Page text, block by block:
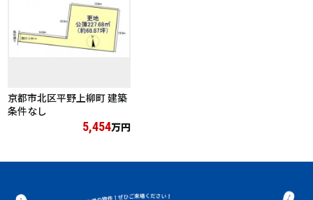
京都市北区平野上柳町 建築
条件なし
5,454万円